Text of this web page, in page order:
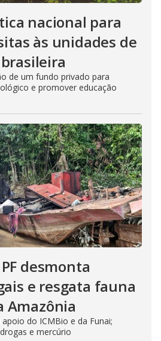
nacional para
às unidades de
de um fundo privado para
e promover educação
desmonta
e resgata fauna
Amazônia
do ICMBio e da Funai;
e mercúrio